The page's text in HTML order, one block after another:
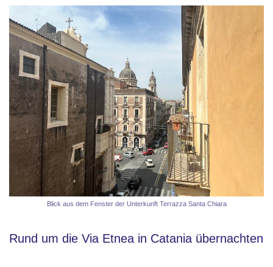
Blick aus dem Fenster der Unterkunft Terrazza Santa Chiara
Rund um die Via Etnea in Catania übernachten